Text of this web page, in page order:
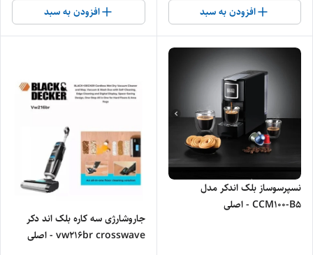
افزودن به سبد افزودن به سبد
نسپرسوساز بلک اندکر مدل
CCM100-B5 - اصلی
جاروشارژی سه کاره بلک اند دکر
vw216br crosswave - اصلی